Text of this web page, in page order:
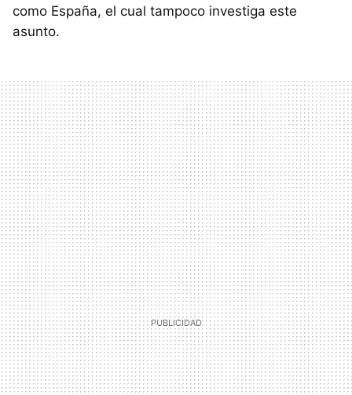
como España, el cual tampoco investiga este
asunto.